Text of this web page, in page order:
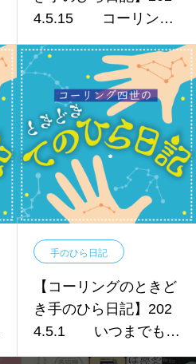
4.5.15 コーリング
も進化中！
手のひら日記
【コーリングのときど
き手のひら日記】202
4.5.1 いつまでもお
父さんはお父さんです